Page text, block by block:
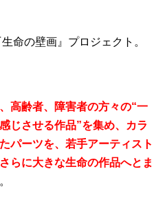
命の壁画』プロジェクト。
高齢者、障害者の方々の“一
じさせる作品”を集め、カラ
パーツを、若手アーティスト
らに大きな生命の作品へとま